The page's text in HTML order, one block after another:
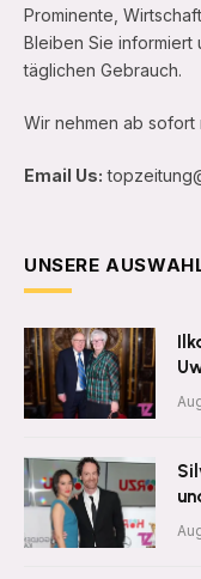
Prominente,
Bleiben Sie informiert
täglichen Gebrauch.
Wir nehmen ab
Email Us:
UNSERE